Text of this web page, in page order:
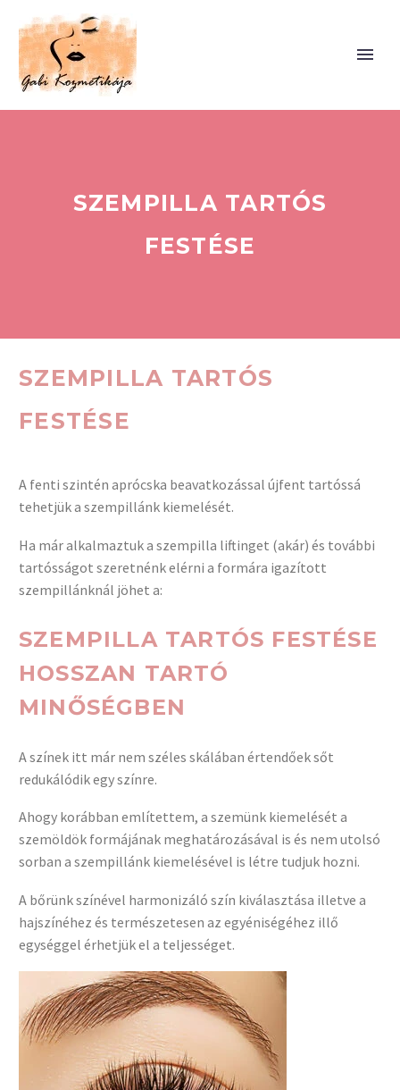
SZEMPILLA TARTÓS
FESTÉSE
SZEMPILLA TARTÓS
FESTÉSE
A fenti szintén aprócska beavatkozással újfent tartóssá
tehetjük a szempillánk kiemelését.
Ha már alkalmaztuk a szempilla liftinget (akár) és további
tartósságot szeretnénk elérni a formára igazított
szempillánknál jöhet a:
SZEMPILLA TARTÓS FESTÉSE
HOSSZAN TARTÓ
MINŐSÉGBEN
A színek itt már nem széles skálában értendőek sőt
redukálódik egy színre.
Ahogy korábban említettem, a szemünk kiemelését a
szemöldök formájának meghatározásával is és nem utolsó
sorban a szempillánk kiemelésével is létre tudjuk hozni.
A bőrünk színével harmonizáló szín kiválasztása illetve a
hajszínéhez és természetesen az egyéniségéhez illő
egységgel érhetjük el a teljességet.